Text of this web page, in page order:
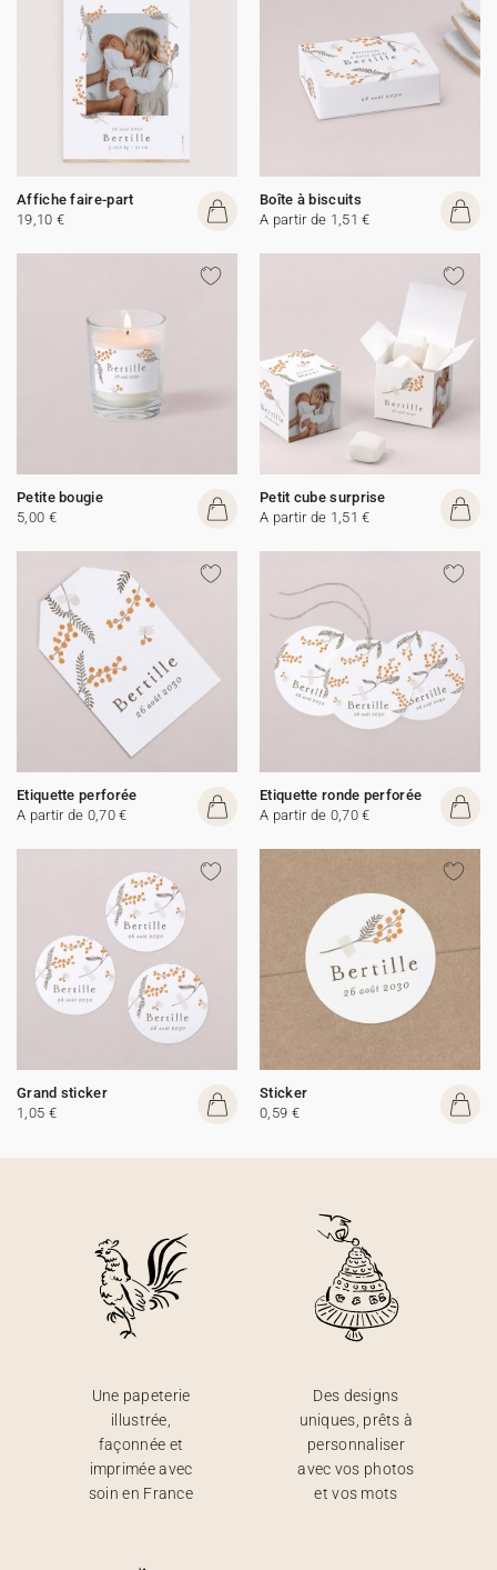
Affiche faire-part
19,10 €
Boîte à biscuits
A partir de 1,51 €
Petite bougie
5,00 €
Petit cube surprise
A partir de 1,51 €
Etiquette perforée
A partir de 0,70 €
Etiquette ronde perforée
A partir de 0,70 €
Grand sticker
1,05 €
Sticker
0,59 €
Une papeterie
illustrée,
façonnée et
imprimée avec
soin en France
Des designs
uniques, prêts à
personnaliser
avec vos photos
et vos mots